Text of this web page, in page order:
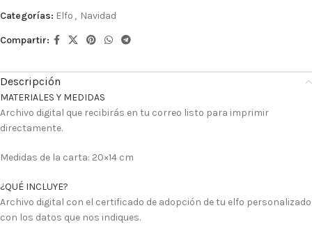
Categorías: Elfo , Navidad
Compartir:
Descripción
MATERIALES Y MEDIDAS
Archivo digital que recibirás en tu correo listo para imprimir
directamente.
Medidas de la carta: 20×14 cm
¿QUÉ INCLUYE?
Archivo digital con el certificado de adopción de tu elfo personalizado
con los datos que nos indiques.